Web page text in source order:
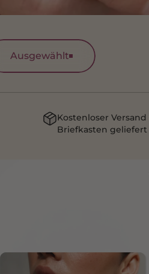
Ausgewählt
Kostenloser
Briefkasten geliefert